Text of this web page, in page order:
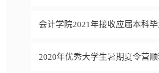
会计学院2021年接收应届本科
2020年优秀大学生暑期夏令营